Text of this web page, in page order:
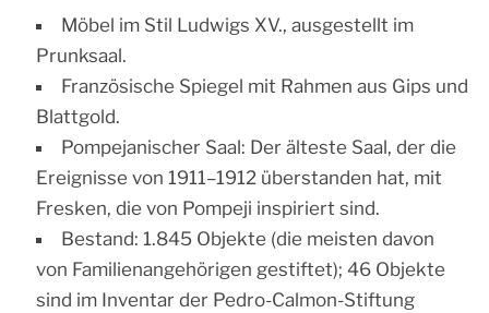
Möbel im Stil Ludwigs XV., ausgestellt im
Prunksaal.
Französische Spiegel mit Rahmen aus Gips und
Blattgold.
Pompejanischer Saal: Der älteste Saal, der die
Ereignisse von 1911–1912 überstanden hat, mit
Fresken, die von Pompeji inspiriert sind.
Bestand: 1.845 Objekte (die meisten davon
von Familienangehörigen gestiftet); 46 Objekte
sind im Inventar der Pedro-Calmon-Stiftung